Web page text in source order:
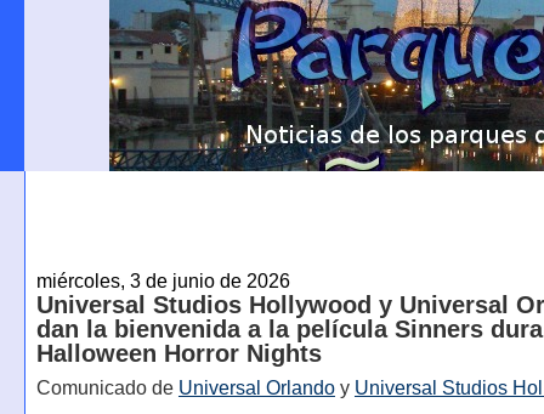
miércoles, 3 de junio de 2026
Universal Studios Hollywood y Universal
dan la bienvenida a la película Sinners
Halloween Horror Nights
Comunicado de Universal Orlandoy Universal Studios